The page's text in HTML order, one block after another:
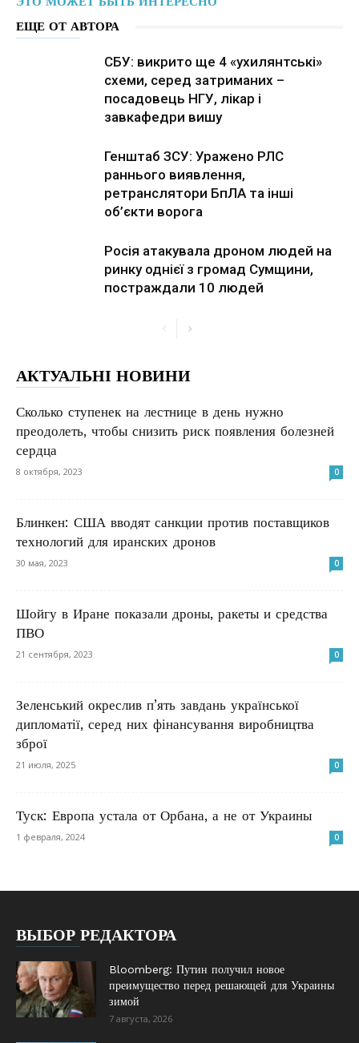
ЕЩЕ ОТ АВТОРА
СБУ: викрито ще 4 «ухилянтські»
схеми, серед затриманих –
посадовець НГУ, лікар і
завкафедри вишу
Генштаб ЗСУ: Уражено РЛС
раннього виявлення,
ретранслятори БпЛА та інші
об’єкти ворога
Росія атакувала дроном людей на
ринку однієї з громад Сумщини,
постраждали 10 людей
АКТУАЛЬНІ НОВИНИ
Сколько ступенек на лестнице в день нужно
преодолеть, чтобы снизить риск появления болезней
сердца
8 октября, 2023 0
Блинкен: США вводят санкции против поставщиков
технологий для иранских дронов
30 мая, 2023 0
Шойгу в Иране показали дроны, ракеты и средства
ПВО
21 сентября, 2023 0
Зеленський окреслив п’ять завдань української
дипломатії, серед них фінансування виробництва
зброї
21 июля, 2025 0
Туск: Европа устала от Орбана, а не от Украины
1 февраля, 2024 0
ВЫБОР РЕДАКТОРА
Bloomberg: Путин получил новое
преимущество перед решающей для Украины
зимой
7 августа, 2026